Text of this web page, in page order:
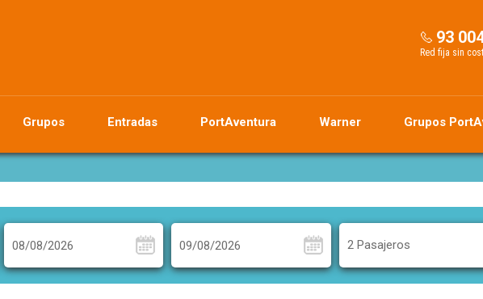
93
Red fija sin
Grupos Entradas PortAventura Warner Grupos
2 Pasajeros